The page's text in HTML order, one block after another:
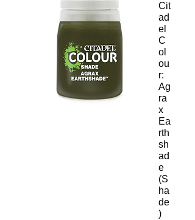
Cit
ad
el
C
ol
ou
r:
Ag
ra
x
Ea
rth
sh
ad
e
(S
ha
de
)